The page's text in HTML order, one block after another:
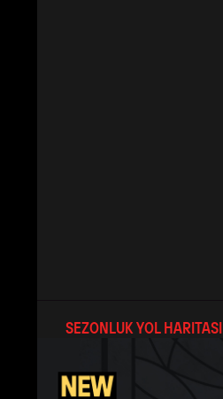
SEZONLUK YOL HARITASI